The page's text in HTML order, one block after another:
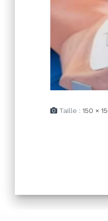
Taille : 150 ×